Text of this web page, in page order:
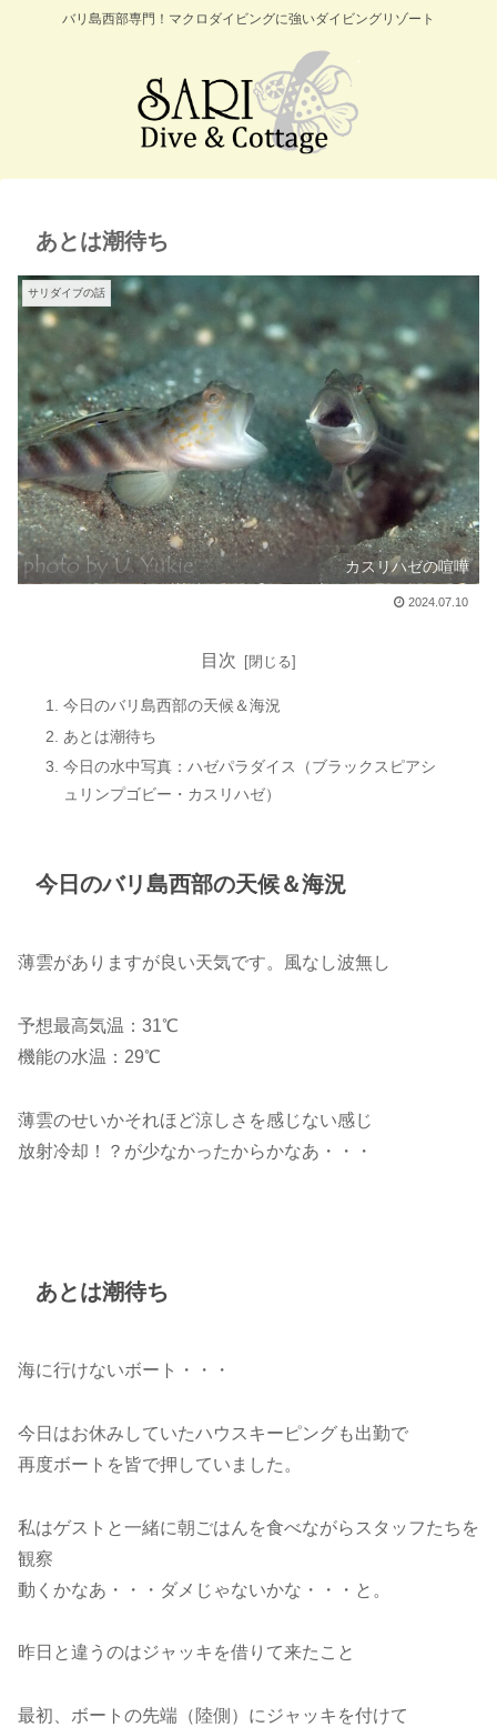
バリ島西部専門！マクロダイビングに強いダイビングリゾート
あとは潮待ち
サリダイブの話
カスリハゼの喧嘩
2024.07.10
目次
今日のバリ島西部の天候＆海況
あとは潮待ち
今日の水中写真：ハゼパラダイス（ブラックスピアシ
ュリンプゴビー・カスリハゼ）
今日のバリ島西部の天候＆海況
薄雲がありますが良い天気です。風なし波無し
予想最高気温：31℃
機能の水温：29℃
薄雲のせいかそれほど涼しさを感じない感じ
放射冷却！？が少なかったからかなあ・・・
あとは潮待ち
海に行けないボート・・・
今日はお休みしていたハウスキーピングも出勤で
再度ボートを皆で押していました。
私はゲストと一緒に朝ごはんを食べながらスタッフたちを
観察
動くかなあ・・・ダメじゃないかな・・・と。
昨日と違うのはジャッキを借りて来たこと
最初、ボートの先端（陸側）にジャッキを付けて